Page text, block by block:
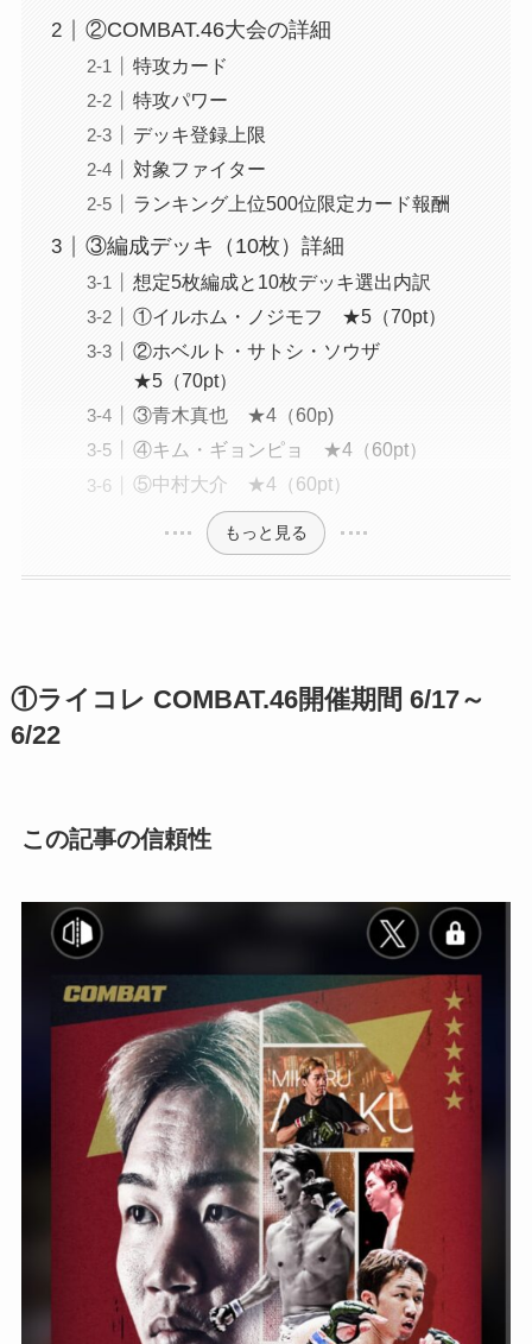
②COMBAT.46大会の詳細
特攻カード
特攻パワー
デッキ登録上限
対象ファイター
ランキング上位500位限定カード報酬
③編成デッキ（10枚）詳細
想定5枚編成と10枚デッキ選出内訳
①イルホム・ノジモフ ★5（70pt）
②ホベルト・サトシ・ソウザ
★5（70pt）
③青木真也 ★4（60p)
④キム・ギョンピョ ★4（60pt）
⑤中村大介 ★4（60pt）
もっと見る
①ライコレ COMBAT.46開催期間 6/17～
6/22
この記事の信頼性